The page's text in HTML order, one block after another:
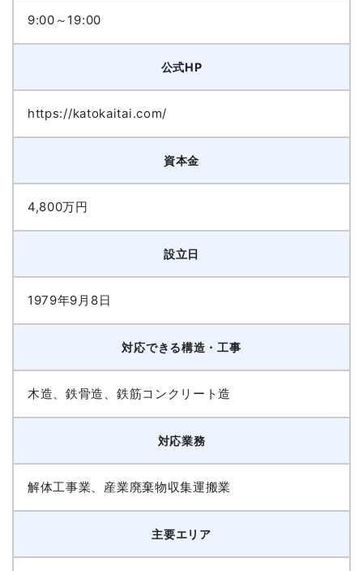
9:00～19:00
公式HP
https://katokaitai.com/
資本金
4,800万円
設立日
1979年9月8日
対応できる構造・工事
木造、鉄骨造、鉄筋コンクリート造
対応業務
解体工事業、産業廃棄物収集運搬業
主要エリア